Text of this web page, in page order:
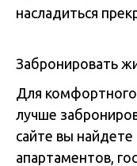
насладиться
Забронировать
Для
лучше
сайте вы
апартаментов,